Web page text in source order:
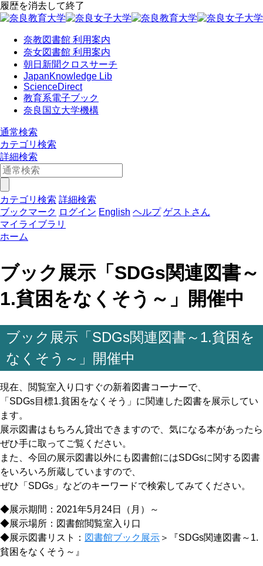
履歴を消去して終了
奈教図書館 利用案内
奈女図書館 利用案内
朝日新聞クロスサーチ
JapanKnowledge Lib
ScienceDirect
教育系電子ブック
奈良国立大学機構
通常検索
カテゴリ検索
詳細検索
カテゴリ検索 詳細検索
ブックマーク ログイン English ヘルプ ゲストさん
マイライブラリ
ホーム
ブック展示「SDGs関連図書～
1.貧困をなくそう～」開催中
ブック展示「SDGs関連図書～1.貧困を
なくそう～」開催中
現在、閲覧室入り口すぐの新着図書コーナーで、
「SDGs目標1.貧困をなくそう」に関連した図書を展示してい
ます。
展示図書はもちろん貸出できますので、気になる本があったら
ぜひ手に取ってご覧ください。
また、今回の展示図書以外にも図書館にはSDGsに関する図書
をいろいろ所蔵していますので、
ぜひ「SDGs」などのキーワードで検索してみてください。
◆展示期間：2021年5月24日（月）～
◆展示場所：図書館閲覧室入り口
◆展示図書リスト： 図書館ブック展示 ＞『SDGs関連図書～1.
貧困をなくそう～』